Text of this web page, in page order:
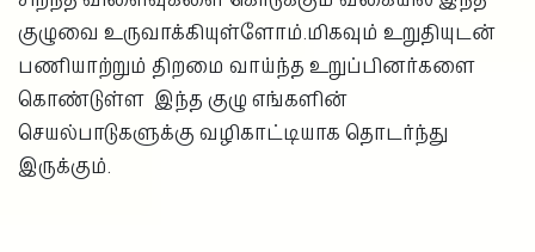
குழுவை உருவாக்கியுள்ளோம்.மிகவும் உறுதியுடன்
பணியாற்றும் திறமை வாய்ந்த உறுப்பினர்களை
கொண்டுள்ள இந்த குழு எங்களின்
செயல்பாடுகளுக்கு வழிகாட்டியாக தொடர்ந்து
இருக்கும்.